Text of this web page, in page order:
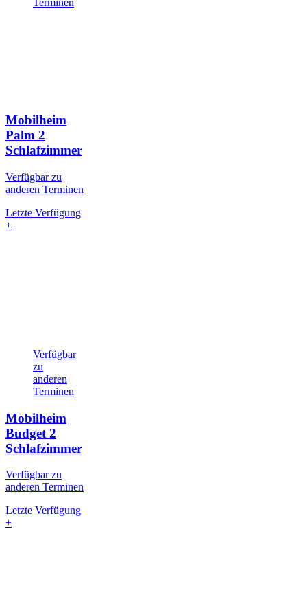
Mobilheim
Palm 2
Schlafzimmer
Verfügbar zu
anderen Terminen
Letzte Verfügung
+
Verfügbar
zu
anderen
Terminen
Mobilheim
Budget 2
Schlafzimmer
Verfügbar zu
anderen Terminen
Letzte Verfügung
+